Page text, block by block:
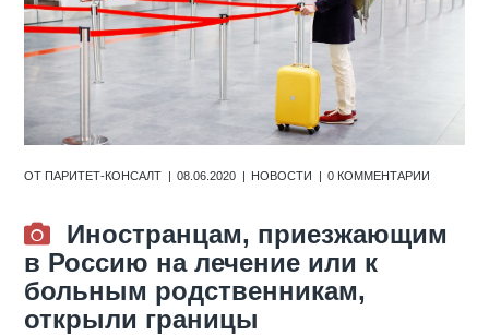
ОТПАРИТЕТ-КОНСАЛТ 08.06.2020 НОВОСТИ 0 КОММЕНТАРИИ
Иностранцам, приезжающим
в Россию на лечение или к
больным родственникам,
открыли границы